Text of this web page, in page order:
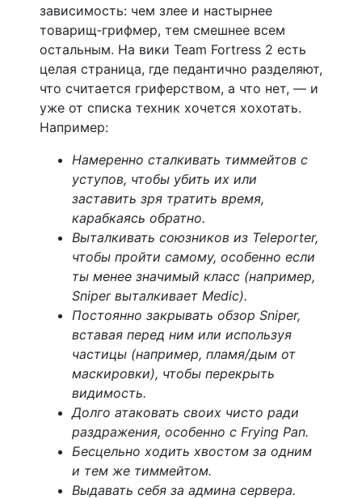
зависимость: чем злее и настырнее
товарищ‑грифмер, тем смешнее всем
остальным. На вики Team Fortress 2 есть
целая страница, где педантично разделяют,
что считается гриферством, а что нет, — и
уже от списка техник хочется хохотать.
Например:
Намеренно сталкивать тиммейтов с
уступов, чтобы убить их или
заставить зря тратить время,
карабкаясь обратно.
Выталкивать союзников из Teleporter,
чтобы пройти самому, особенно если
ты менее значимый класс (например,
Sniper выталкивает Medic).
Постоянно закрывать обзор Sniper,
вставая перед ним или используя
частицы (например, пламя/дым от
маскировки), чтобы перекрыть
видимость.
Долго атаковать своих чисто ради
раздражения, особенно с Frying Pan.
Бесцельно ходить хвостом за одним
и тем же тиммейтом.
Выдавать себя за админа сервера.